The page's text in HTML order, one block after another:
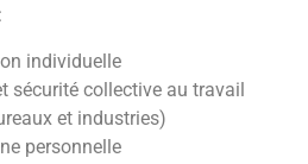
individuelle
sécurité collective au travail
et industries)
personnelle